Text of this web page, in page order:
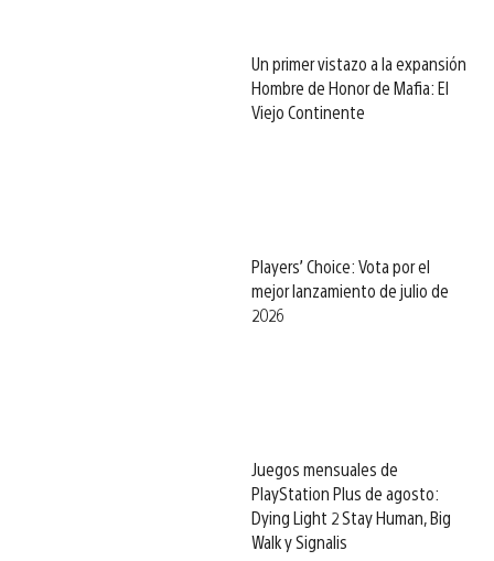
Un primer vistazo a la expansión
Hombre de Honor de Mafia: El
Viejo Continente
Players’ Choice: Vota por el
mejor lanzamiento de julio de
2026
Juegos mensuales de
PlayStation Plus de agosto:
Dying Light 2 Stay Human, Big
Walk y Signalis